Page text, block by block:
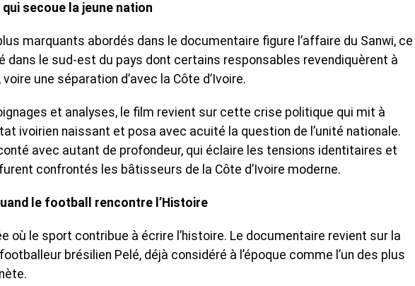
secoue la jeune nation
marquants abordés dans le documentaire figure l’affaire du Sanwi, ce
dans le sud-est du pays dont certains responsables revendiquèrent à
voire une séparation d’avec la Côte d’Ivoire.
et analyses, le film revient sur cette crise politique qui mit à
ivoirien naissant et posa avec acuité la question de l’unité nationale.
avec autant de profondeur, qui éclaire les tensions identitaires et
confrontés les bâtisseurs de la Côte d’Ivoire moderne.
le football rencontre l’Histoire
où le sport contribue à écrire l’histoire. Le documentaire revient sur la
brésilien Pelé, déjà considéré à l’époque comme l’un des plus